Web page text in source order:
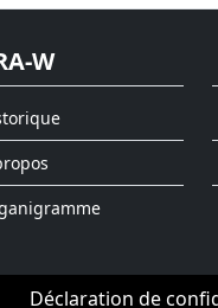
W
Déclaration de